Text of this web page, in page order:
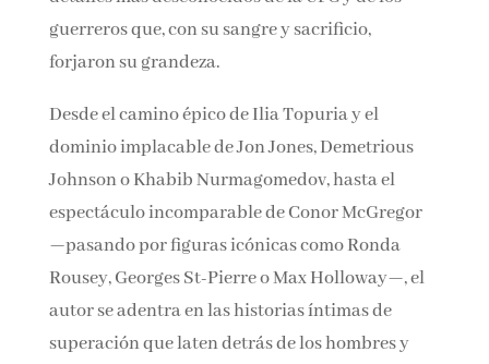
UFC y de los guerreros que, con su sangre y
sacrificio, forjaron su grandeza.
Desde el camino épico de Ilia Topuria y el
dominio implacable de Jon Jones, Demetrious
Johnson o Khabib Nurmagomedov, hasta el
espectáculo incomparable de Conor McGregor
—pasando por figuras icónicas como Ronda
Rousey, Georges St-Pierre o Max Holloway—, el
autor se adentra en las historias íntimas de
superación que laten detrás de los hombres y